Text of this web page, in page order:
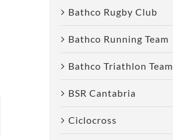
Bathco Rugby Club
Bathco Running Team
Bathco Triathlon Team
BSR Cantabria
Ciclocross